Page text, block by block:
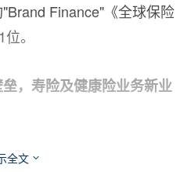
Finance"《全球保险
。
，寿险及健康险业务新业
户经营效率持续提升。
全文